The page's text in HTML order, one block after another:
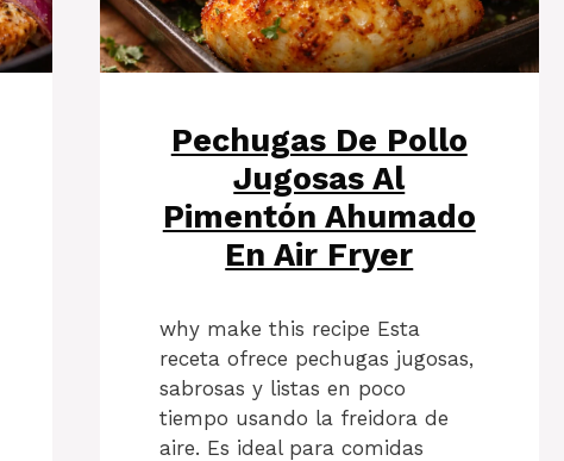
Pechugas De Pollo
Jugosas Al
Pimentón Ahumado
En Air Fryer
why make this recipe Esta
receta ofrece pechugas jugosas,
sabrosas y listas en poco
tiempo usando la freidora de
aire. Es ideal para comidas